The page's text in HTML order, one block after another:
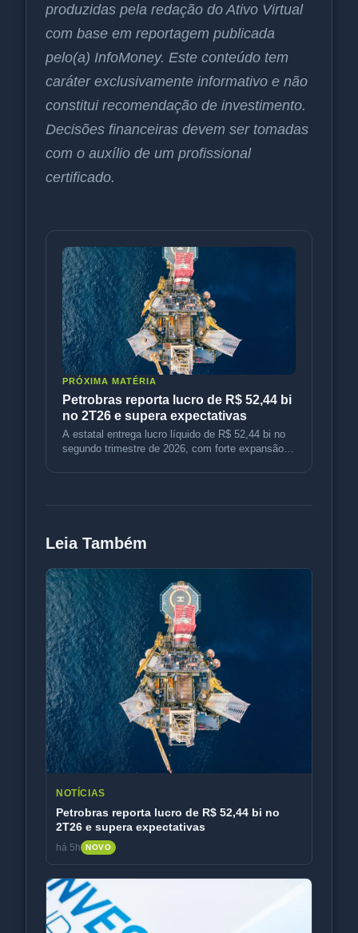
produzidas pela redação do Ativo Virtual
com base em reportagem publicada
pelo(a) InfoMoney. Este conteúdo tem
caráter exclusivamente informativo e não
constitui recomendação de investimento.
Decisões financeiras devem ser tomadas
com o auxílio de um profissional
certificado.
PRÓXIMA MATÉRIA
Petrobras reporta lucro de R$ 52,44 bi
no 2T26 e supera expectativas
A estatal entrega lucro líquido de R$ 52,44 bi no
segundo trimestre de 2026, com forte expansão
Leia Também
NOTÍCIAS
Petrobras reporta lucro de R$ 52,44 bi no
2T26 e supera expectativas
há 5h NOVO